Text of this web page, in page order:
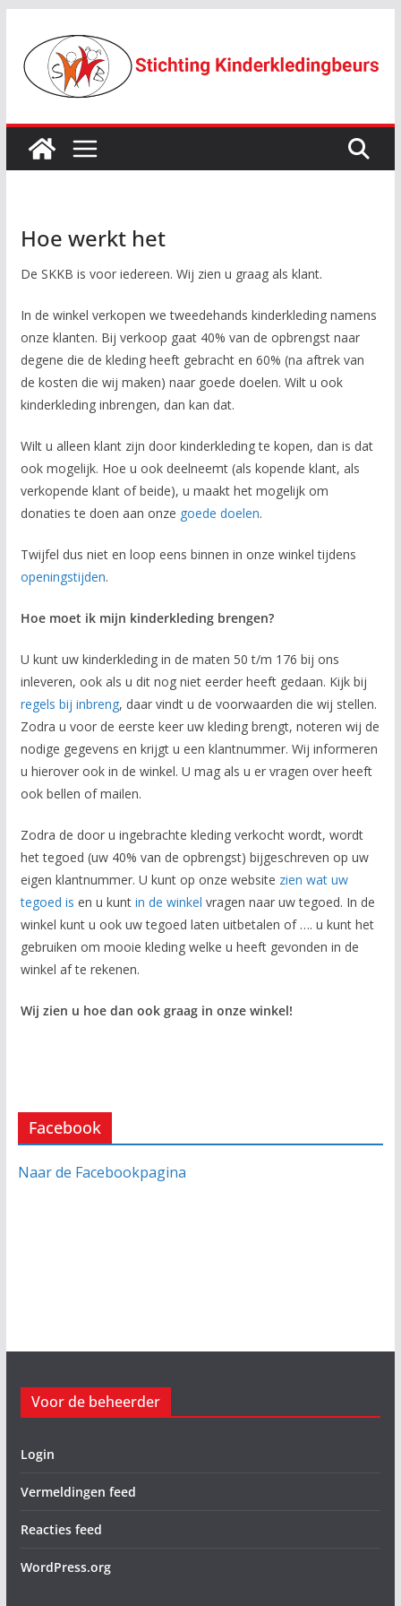
naar
inhoud
Hoe werkt het
De SKKB is voor iedereen. Wij zien u graag als klant.
In de winkel verkopen we tweedehands kinderkleding namens
onze klanten. Bij verkoop gaat 40% van de opbrengst naar
degene die de kleding heeft gebracht en 60% (na aftrek van
de kosten die wij maken) naar goede doelen. Wilt u ook
kinderkleding inbrengen, dan kan dat.
Wilt u alleen klant zijn door kinderkleding te kopen, dan is dat
ook mogelijk. Hoe u ook deelneemt (als kopende klant, als
verkopende klant of beide), u maakt het mogelijk om
donaties te doen aan onze goede doelen.
Twijfel dus niet en loop eens binnen in onze winkel tijdens
openingstijden.
Hoe moet ik mijn kinderkleding brengen?
U kunt uw kinderkleding in de maten 50 t/m 176 bij ons
inleveren, ook als u dit nog niet eerder heeft gedaan. Kijk bij
regels bij inbreng, daar vindt u de voorwaarden die wij stellen.
Zodra u voor de eerste keer uw kleding brengt, noteren wij de
nodige gegevens en krijgt u een klantnummer. Wij informeren
u hierover ook in de winkel. U mag als u er vragen over heeft
ook bellen of mailen.
Zodra de door u ingebrachte kleding verkocht wordt, wordt
het tegoed (uw 40% van de opbrengst) bijgeschreven op uw
eigen klantnummer. U kunt op onze website zien wat uw
tegoed is en u kunt in de winkel vragen naar uw tegoed. In de
winkel kunt u ook uw tegoed laten uitbetalen of …. u kunt het
gebruiken om mooie kleding welke u heeft gevonden in de
winkel af te rekenen.
Wij zien u hoe dan ook graag in onze winkel!
Facebook
Naar de Facebookpagina
Voor de beheerder
Login
Vermeldingen feed
Reacties feed
WordPress.org